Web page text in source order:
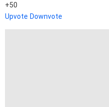
50
Upvote Downvote